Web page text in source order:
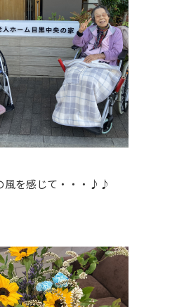
風を感じて・・・♪♪